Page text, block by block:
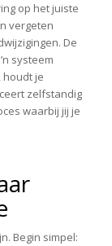
op het juiste
vergeten
De
systeem
houdt je
zelfstandig
waarbij jij je
Begin simpel: